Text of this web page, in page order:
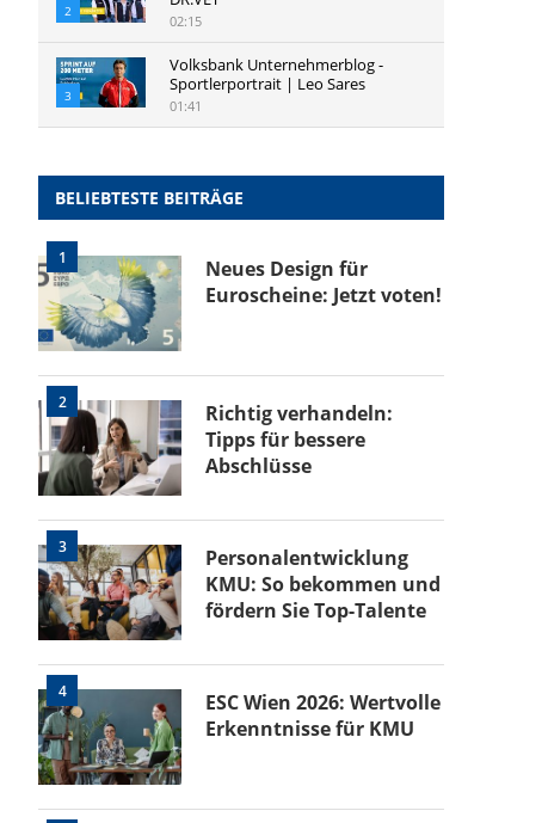
2
02:15
3
Volksbank Unternehmerblog -
Sportlerportrait | Leo Sares
01:41
BELIEBTESTE BEITRÄGE
1
Neues Design für
Euroscheine: Jetzt voten!
2
Richtig verhandeln:
Tipps für bessere
Abschlüsse
3
Personalentwicklung
KMU: So bekommen und
fördern Sie Top-Talente
4
ESC Wien 2026: Wertvolle
Erkenntnisse für KMU